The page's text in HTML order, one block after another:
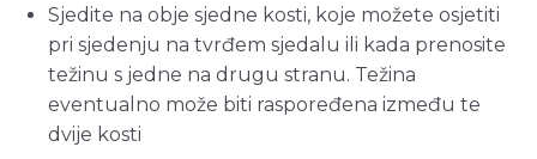
Sjedite na obje sjedne kosti, koje možete osjetiti
pri sjedenju na tvrđem sjedalu ili kada prenosite
težinu s jedne na drugu stranu. Težina
eventualno može biti raspoređena između te
dvije kosti